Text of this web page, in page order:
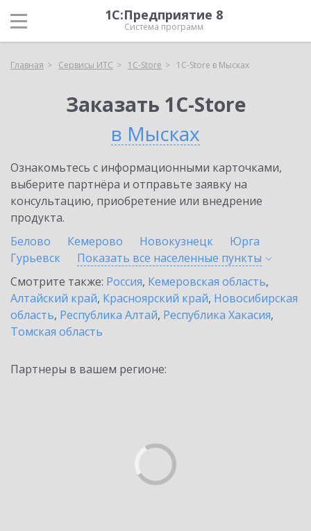
1С:Предприятие 8
Система программ
Главная Сервисы ИТС 1C-Store 1C-Store в Мысках
Заказать 1C-Store
в Мысках
Ознакомьтесь с информационными карточками,
выберите партнёра и отправьте заявку на
консультацию, приобретение или внедрение
продукта.
Белово
Кемерово Новокузнецк
Юрга
Гурьевск
Показать все населенные пункты
Смотрите также: Россия, Кемеровская область,
Алтайский край, Красноярский край, Новосибирская
область, Республика Алтай, Республика Хакасия,
Томская область
Партнеры в вашем регионе: